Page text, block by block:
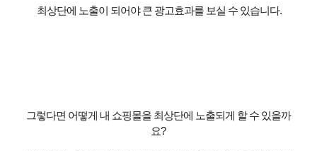
최상단에 노출이 되어야 큰 광고효과를 보실 수 있습니다.
그렇다면 어떻게 내 쇼핑몰을 최상단에 노출되게 할 수 있을까
요?